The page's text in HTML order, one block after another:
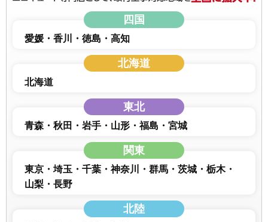
四国
愛媛 香川 徳島 高知
北海道
北海道
東北
青森 秋田 岩手 山形 福島 宮城
関東
東京 埼玉 千葉 神奈川 群馬 茨城
栃木
山梨
長野
北陸